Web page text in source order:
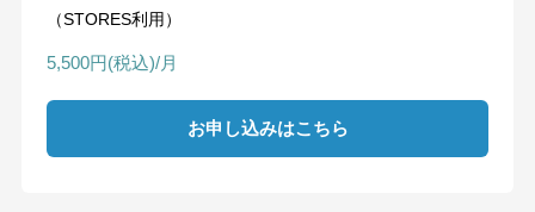
（STORES利用）
5,500円(税込)/月
お申し込みはこちら